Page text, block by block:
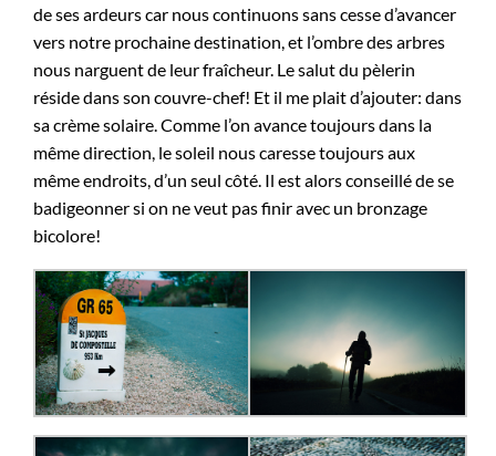
de ses ardeurs car nous continuons sans cesse d’avancer
vers notre prochaine destination, et l’ombre des arbres
nous narguent de leur fraîcheur. Le salut du pèlerin
réside dans son couvre-chef! Et il me plait d’ajouter: dans
sa crème solaire. Comme l’on avance toujours dans la
même direction, le soleil nous caresse toujours aux
même endroits, d’un seul côté. Il est alors conseillé de se
badigeonner si on ne veut pas finir avec un bronzage
bicolore!